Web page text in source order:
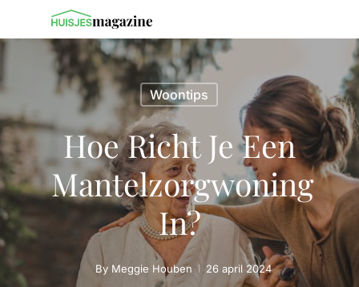
Woontips
Hoe Richt Je Een
Mantelzorgwoning
In?
By Meggie Houben
26 april 2024